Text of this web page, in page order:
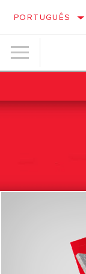
PORTUGUÊS